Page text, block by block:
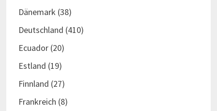
Dänemark (38)
Deutschland (410)
Ecuador(20)
Estland (19)
Finnland (27)
Frankreich (8)